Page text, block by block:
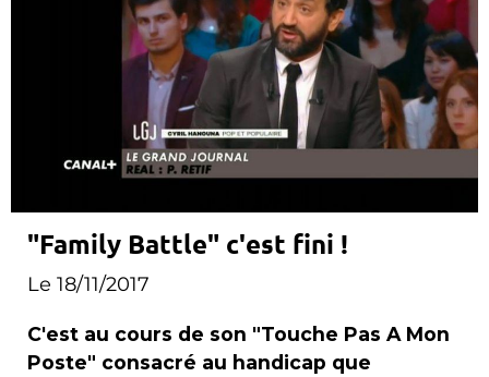
"Family Battle" c'est fini !
Le 18/11/2017
C'est au cours de son "Touche Pas A Mon
Poste" consacré au handicap que